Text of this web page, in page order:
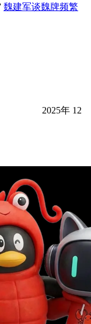
魏建军谈魏牌频繁
2025年 12